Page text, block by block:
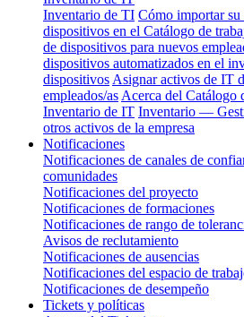
Inventario de TI Cómo importar
dispositivos en el Catálogo de
de dispositivos para nuevos
dispositivos automatizados en el
dispositivos Asignar activos de IT
empleados/as Acerca del Catálogo
Inventario de IT Inventario —
otros activos de la empresa
Notificaciones
Notificaciones de canales de
comunidades
Notificaciones del proyecto
Notificaciones de formaciones
Notificaciones de rango de
Avisos de reclutamiento
Notificaciones de ausencias
Notificaciones del espacio de
Notificaciones de desempeño
Tickets y políticas